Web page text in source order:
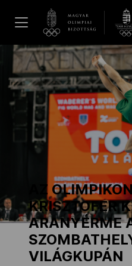
Hírek
Galéria
Dakar 2026
Los Angeles
MOB
AZ
KRISZTOFER
ARANYÉRME
VILÁGKUPÁN